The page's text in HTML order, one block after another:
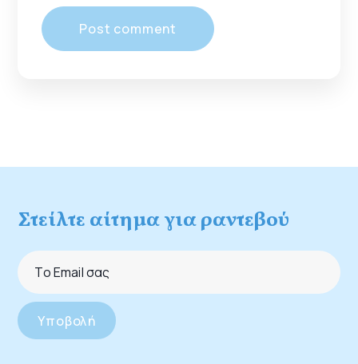
Post comment
Στείλτε αίτημα για ραντεβού